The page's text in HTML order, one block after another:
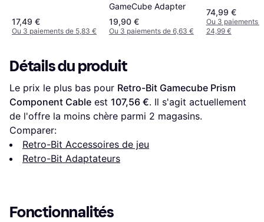
17,49 €
Ou 3 paiements de 5,83 €
GameCube Adapter
19,90 €
Ou 3 paiements de 6,63 €
74,99 €
Ou 3 paiements
24,99 €
Détails du produit
Le prix le plus bas pour Retro-Bit Gamecube Prism
Component Cable est 107,56 €. Il s'agit actuellement
de l'offre la moins chère parmi 2 magasins.
Comparer:
Retro-Bit Accessoires de jeu
Retro-Bit Adaptateurs
Fonctionnalités